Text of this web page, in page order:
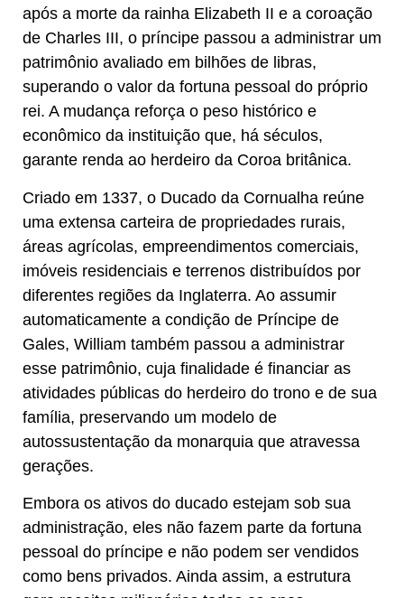
após a morte da rainha Elizabeth II e a coroação
de Charles III, o príncipe passou a administrar um
patrimônio avaliado em bilhões de libras,
superando o valor da fortuna pessoal do próprio
rei. A mudança reforça o peso histórico e
econômico da instituição que, há séculos,
garante renda ao herdeiro da Coroa britânica.
Criado em 1337, o Ducado da Cornualha reúne
uma extensa carteira de propriedades rurais,
áreas agrícolas, empreendimentos comerciais,
imóveis residenciais e terrenos distribuídos por
diferentes regiões da Inglaterra. Ao assumir
automaticamente a condição de Príncipe de
Gales, William também passou a administrar
esse patrimônio, cuja finalidade é financiar as
atividades públicas do herdeiro do trono e de sua
família, preservando um modelo de
autossustentação da monarquia que atravessa
gerações.
Embora os ativos do ducado estejam sob sua
administração, eles não fazem parte da fortuna
pessoal do príncipe e não podem ser vendidos
como bens privados. Ainda assim, a estrutura